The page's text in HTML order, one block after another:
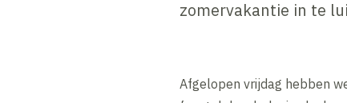
zomervakantie in te
Afgelopen vrijdag hebben